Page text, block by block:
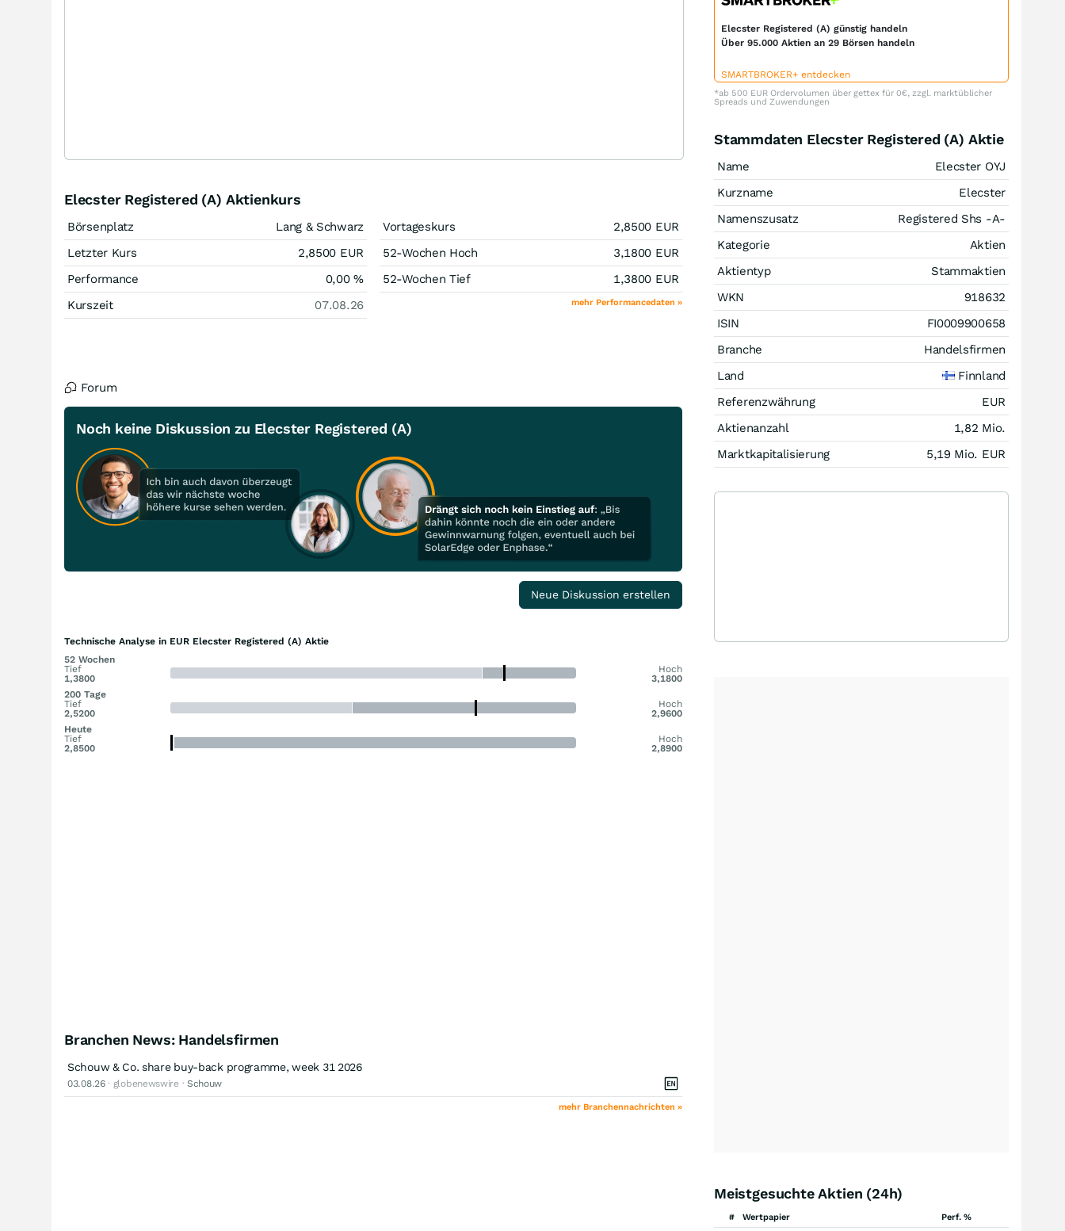
Elecster Registered (A) Aktienkurs
Börsenplatz
Lang & Schwarz
Letzter Kurs
2,8500 EUR
Performance
0,00%
Kurszeit
07.08.26
Vortageskurs 2,8500 EUR
52-Wochen Hoch
3,1800 EUR
52-Wochen Tief
1,3800 EUR
mehr Performancedaten »
Forum
Noch keine Diskussion zu Elecster Registered (A)
Neue Diskussion erstellen
Technische Analyse in EUR Elecster Registered (A) Aktie
52 Wochen
Tief
1,3800
Hoch
3,1800
200 Tage
Tief
2,5200
Hoch
2,9600
Heute
Tief
2,8500
Hoch
2,8900
Branchen News: Handelsfirmen
Schouw & Co. share buy-back programme, week 31 2026
03.08.26· globenewswire · Schouw
mehr Branchennachrichten »
Elecster Registered (A) günstig handeln
Über 95.000 Aktien an 29 Börsen handeln
SMARTBROKER+ entdecken
*ab 500 EUR Ordervolumen über gettex für 0€, zzgl. marktüblicher
Spreads und Zuwendungen
Stammdaten Elecster Registered (A) Aktie
Name
Elecster OYJ
Kurzname
Elecster
Namenszusatz
Registered Shs -A-
Kategorie
Aktien
Aktientyp
Stammaktien
WKN
918632
ISIN
FI0009900658
Branche
Handelsfirmen
Land
Finnland
Referenzwährung
EUR
Aktienanzahl
1,82 Mio.
Marktkapitalisierung
5,19 Mio. EUR
Meistgesuchte Aktien (24h)
# Wertpapier Perf. %